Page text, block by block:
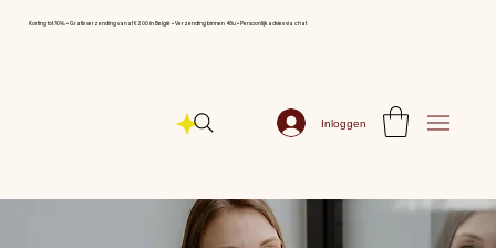
Korting tot 70% ⦁ Gratis verzending vanaf € 200 in België ⦁ Verzending binnen 48u ⦁ Persoonlijk advies via chat
Inloggen